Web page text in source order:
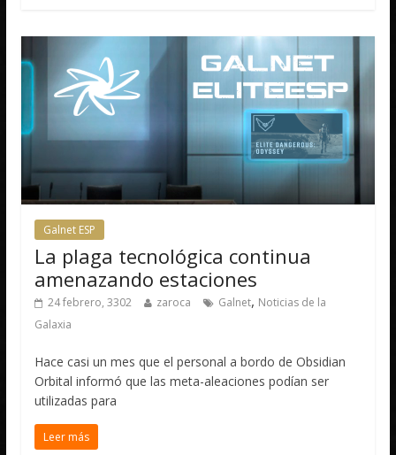
Galnet ESP
La plaga tecnológica continua
amenazando estaciones
24 febrero, 3302 zaroca Galnet, Noticias de la
Galaxia
Hace casi un mes que el personal a bordo de Obsidian
Orbital informó que las meta-aleaciones podían ser
utilizadas para
Leer más